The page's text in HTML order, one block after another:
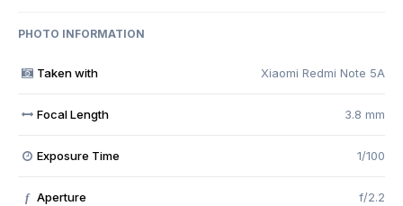
PHOTO INFORMATION
Taken with Xiaomi Redmi Note 5A
Focal Length 3.8 mm
Exposure Time 1/100
f Aperture f/2.2